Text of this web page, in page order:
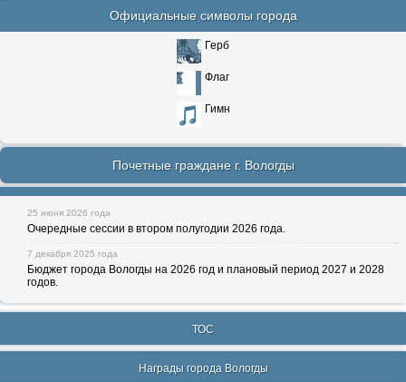
Официальные символы города
Герб
Флаг
Гимн
Почетные граждане г. Вологды
25 июня 2026 года
Очередные сессии в втором полугодии 2026 года.
7 декабря 2025 года
Бюджет города Вологды на 2026 год и плановый период 2027 и 2028
годов.
ТОС
Награды города Вологды